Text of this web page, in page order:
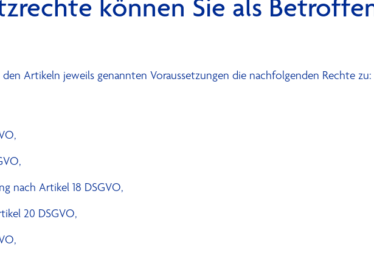
können Sie als
Artikeln jeweils genannten Voraussetzungen die nachfolgenden Rechte zu:
nach Artikel 18 DSGVO,
20 DSGVO,